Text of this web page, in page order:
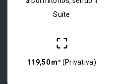
Suíte
119,50 m²(Privativa)